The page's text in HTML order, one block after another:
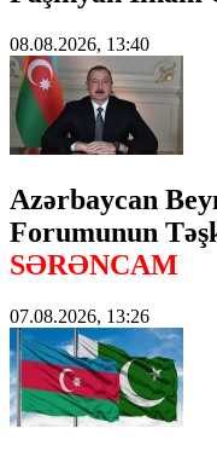
08.08.2026, 13:40
Azərbaycan
Forumunun
SƏRƏNCAM
07.08.2026, 13:26